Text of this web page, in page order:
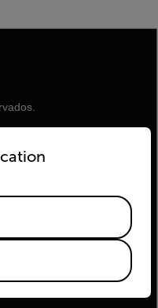
language from the